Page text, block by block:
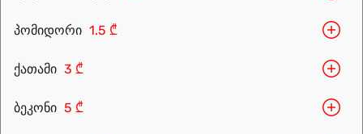
პომიდორი 1.5 ₾
ქათამი 3 ₾
ბეკონი 5 ₾